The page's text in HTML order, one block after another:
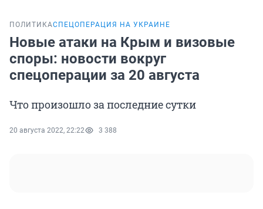
ПОЛИТИКАСПЕЦОПЕРАЦИЯ НА УКРАИНЕ
Новые атаки на Крым и визовые
споры: новости вокруг
спецоперации за 20 августа
Что произошло за последние сутки
20 августа 2022, 22:22 3 388